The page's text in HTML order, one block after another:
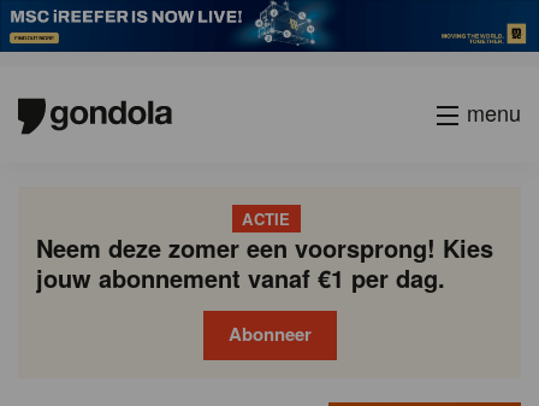
menu
ACTIE
Neem deze zomer een voorsprong! Kies
jouw abonnement vanaf €1 per dag.
Abonneer